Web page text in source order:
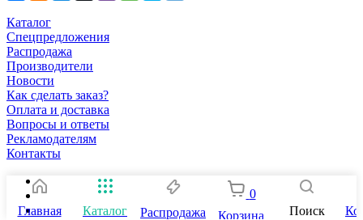
Каталог
Спецпредложения
Распродажа
Производители
Новости
Как сделать заказ?
Оплата и доставка
Вопросы и ответы
Рекламодателям
Контакты
Главная Каталог Распродажа
0
Корзина
Поиск